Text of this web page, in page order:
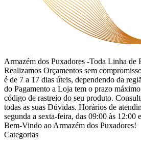
Armazém dos Puxadores -Toda Linha de
Realizamos Orçamentos sem
é de 7 a 17 dias úteis, dependendo da
do Pagamento a Loja tem o prazo
código de rastreio do seu produto.
todas as suas Dúvidas. Horários de
segunda a sexta-feira, das 09:00 às 12:00
Bem-Vindo ao Armazém dos Puxadores!
Categorias